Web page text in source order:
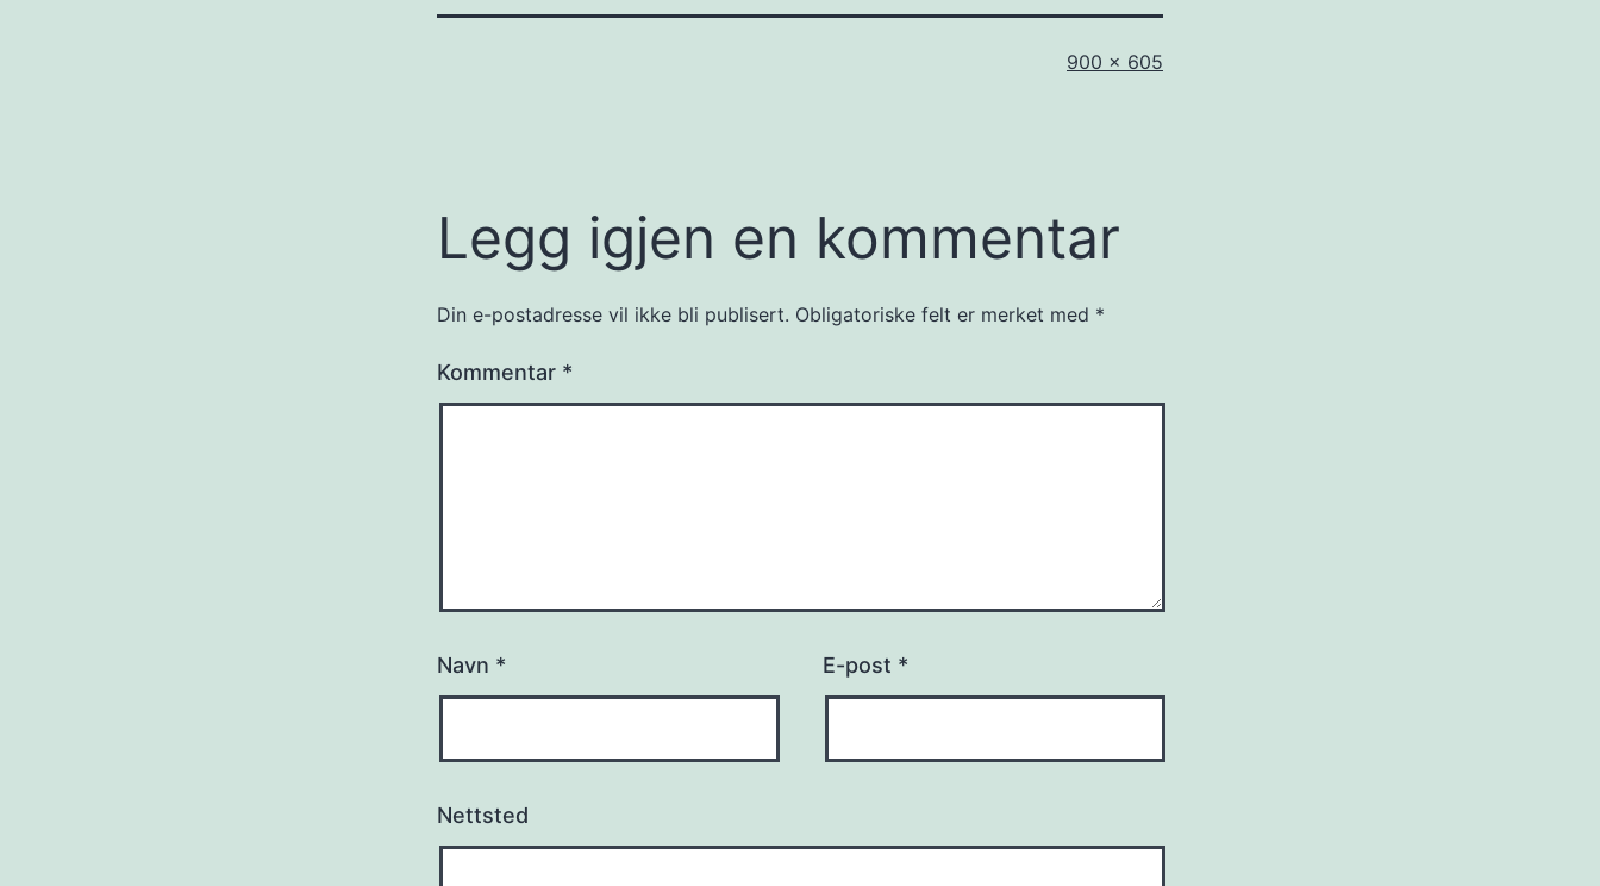
Full
900 × 605
Legg igjen en kommentar
Din e-postadresse vil ikke bli publisert. Obligatoriske felt er merket med *
Kommentar *
Navn * E-post *
Nettsted